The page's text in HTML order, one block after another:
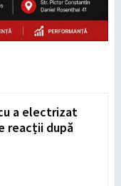
a electrizat
reacții după